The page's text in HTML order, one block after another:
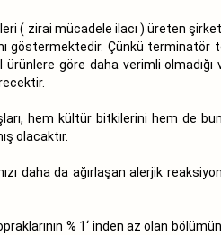
( zirai mücadele ilacı ) üreten
göstermektedir. Çünkü terminatör
göre daha verimli olmadığı
hem kültür bitkilerini hem de
olacaktır.
daha da ağırlaşan alerjik
% 1‘ inden az olan